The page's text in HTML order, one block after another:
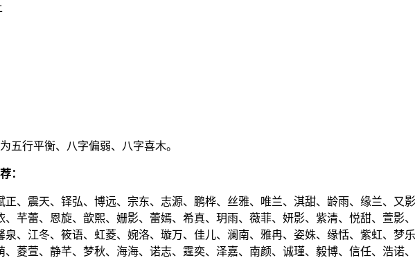
五行平衡、八字偏弱、八字喜木。
：
、震天、铎弘、博远、宗东、志源、鹏桦、丝雅、唯兰、淇甜、龄雨、缘兰、又
芊蕾、恩旋、歆熙、姗影、蕾嫣、希真、玥雨、薇菲、妍影、紫清、悦甜、萱影
、江冬、筱语、虹菱、婉洛、璇万、佳儿、澜南、雅冉、姿姝、缘恬、紫虹、梦
菱萱、静芊、梦秋、海海、诺志、霆奕、泽嘉、南颜、诚瑾、毅博、信任、浩诺